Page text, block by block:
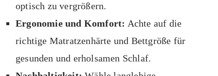
optisch zu vergrößern.
Ergonomie und Komfort: Achte auf die
richtige Matratzenhärte und Bettgröße für
gesunden und erholsamen Schlaf.